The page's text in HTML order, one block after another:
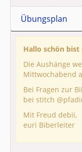
Übungsplan
Hallo schön bist
Die Aushänge
Mittwochabend
Bei Fragen zur
bei stitch
Mit Freud debii,
euri Biberleiter